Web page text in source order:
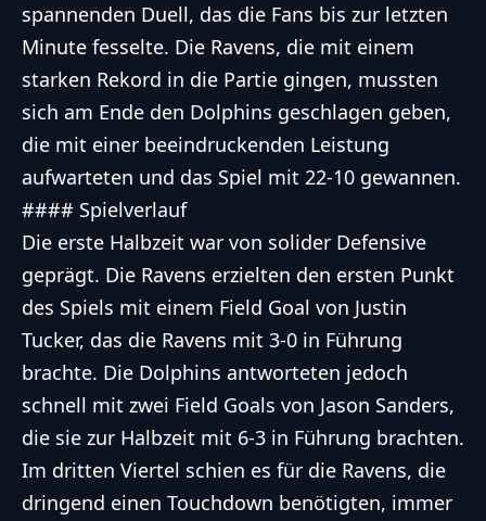
spannenden Duell, das die Fans bis zur letzten
Minute fesselte. Die Ravens, die mit einem
starken Rekord in die Partie gingen, mussten
sich am Ende den Dolphins geschlagen geben,
die mit einer beeindruckenden Leistung
aufwarteten und das Spiel mit 22-10 gewannen.
#### Spielverlauf
Die erste Halbzeit war von solider Defensive
geprägt. Die Ravens erzielten den ersten Punkt
des Spiels mit einem Field Goal von Justin
Tucker, das die Ravens mit 3-0 in Führung
brachte. Die Dolphins antworteten jedoch
schnell mit zwei Field Goals von Jason Sanders,
die sie zur Halbzeit mit 6-3 in Führung brachten.
Im dritten Viertel schien es für die Ravens, die
dringend einen Touchdown benötigten, immer